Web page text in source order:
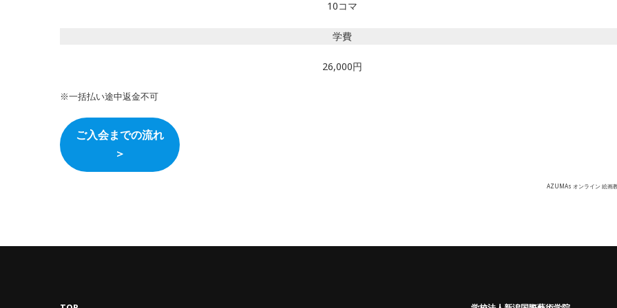
10コマ
学費
26,000円
※一括払い途中返金不可
ご入会までの流れ
＞
AZUMAs オンライン 絵画